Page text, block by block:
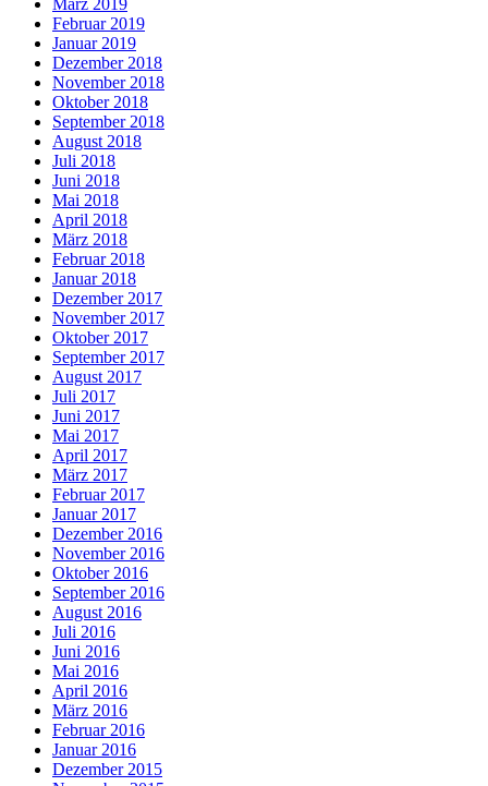
Februar 2019
Januar 2019
Dezember 2018
November 2018
Oktober 2018
September 2018
August 2018
Juli 2018
Juni 2018
Mai 2018
April 2018
März 2018
Februar 2018
Januar 2018
Dezember 2017
November 2017
Oktober 2017
September 2017
August 2017
Juli 2017
Juni 2017
Mai 2017
April 2017
März 2017
Februar 2017
Januar 2017
Dezember 2016
November 2016
Oktober 2016
September 2016
August 2016
Juli 2016
Juni 2016
Mai 2016
April 2016
März 2016
Februar 2016
Januar 2016
Dezember 2015